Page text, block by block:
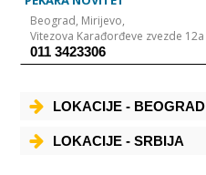
Beograd, Mirijevo,
Vitezova Karađorđeve zvezde 12a
011 3423306
LOKACIJE - BEOGRAD
LOKACIJE - SRBIJA